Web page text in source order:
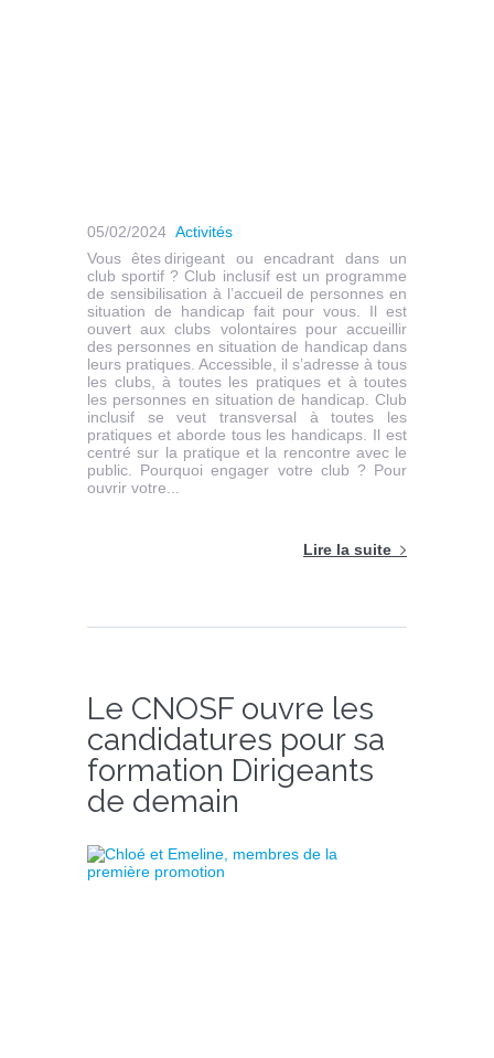
05/02/2024 Activités
Vous êtes dirigeant ou encadrant dans un
club sportif ? Club inclusif est un programme
de sensibilisation à l’accueil de personnes en
situation de handicap fait pour vous. Il est
ouvert aux clubs volontaires pour accueillir
des personnes en situation de handicap dans
leurs pratiques. Accessible, il s’adresse à tous
les clubs, à toutes les pratiques et à toutes
les personnes en situation de handicap. Club
inclusif se veut transversal à toutes les
pratiques et aborde tous les handicaps. Il est
centré sur la pratique et la rencontre avec le
public. Pourquoi engager votre club ? Pour
ouvrir votre...
Lire la suite
Le CNOSF ouvre les
candidatures pour sa
formation Dirigeants
de demain